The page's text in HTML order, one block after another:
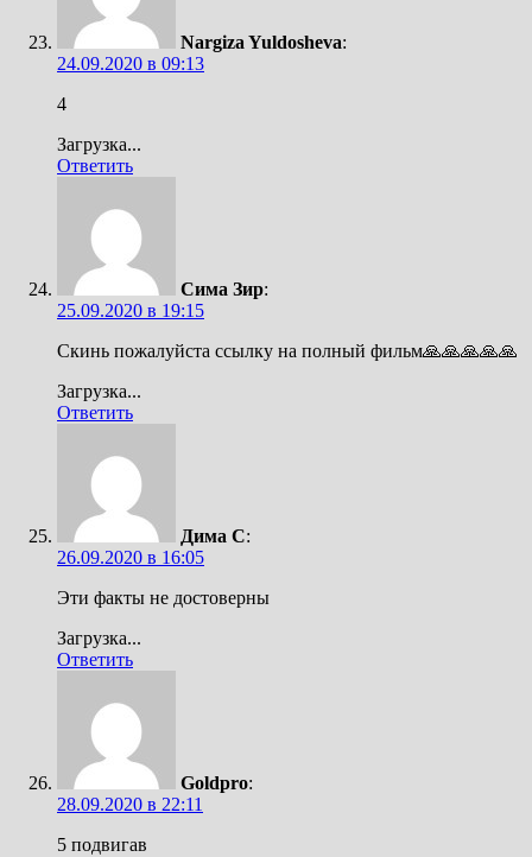
Nargiza Yuldosheva:
24.09.2020 в 09:13
4
Загрузка...
Ответить
Сима Зир:
25.09.2020 в 19:15
Скинь пожалуйста ссылку на полный фильм🙏🙏🙏🙏🙏
Загрузка...
Ответить
Дима С:
26.09.2020 в 16:05
Эти факты не достоверны
Загрузка...
Ответить
Goldpro:
28.09.2020 в 22:11
5 подвигав